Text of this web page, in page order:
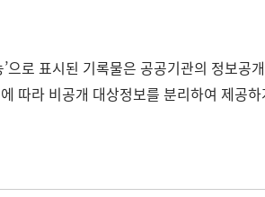
으로 표시된 기록물은 공공기관의 정보
따라 비공개 대상정보를 분리하여 제공